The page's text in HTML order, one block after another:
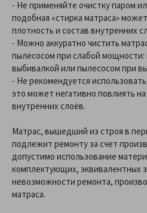
- Не применяйте очистку паром
подобная «стирка матраса»
плотность и состав внутренних
- Можно аккуратно чистить
пылесосом при слабой мощности:
выбивалкой или пылесосом при
- Не рекомендуется
это может негативно повлиять
внутренних слоёв.
Матрас, вышедший из строя в
подлежит ремонту за счет
допустимо использование
комплектующих, эквивалентных
невозможности ремонта,
матраса.